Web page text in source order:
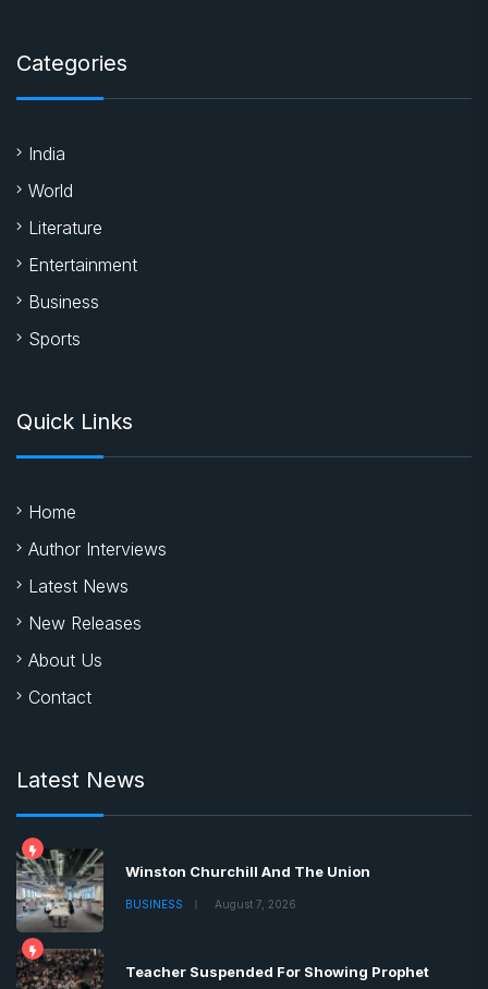
Categories
India
World
Literature
Entertainment
Business
Sports
Quick Links
Home
Author Interviews
Latest News
New Releases
About Us
Contact
Latest News
Winston Churchill And The Union
BUSINESS August 7, 2026
Teacher Suspended For Showing Prophet